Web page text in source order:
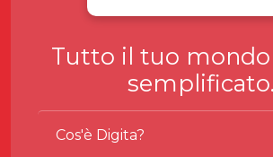
Tutto il tuo mondo
semplificato.
Cos'è Digita?